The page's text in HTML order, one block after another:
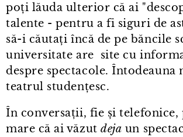
poți lăuda ulterior că ai
talente - pentru a fi siguri de
să-i căutați încă de pe băncile
universitate are site cu
despre spectacole. Întodeauna
teatrul studențesc.
În conversații, fie și telefonice,
mare că ai văzutdeja un